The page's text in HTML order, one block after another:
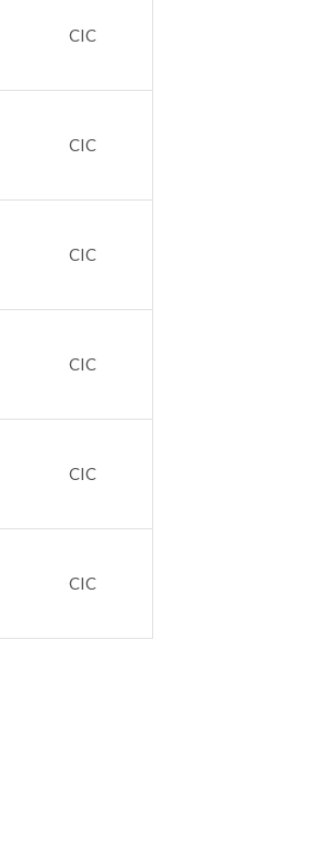
CIC
CIC
CIC
CIC
CIC
CIC